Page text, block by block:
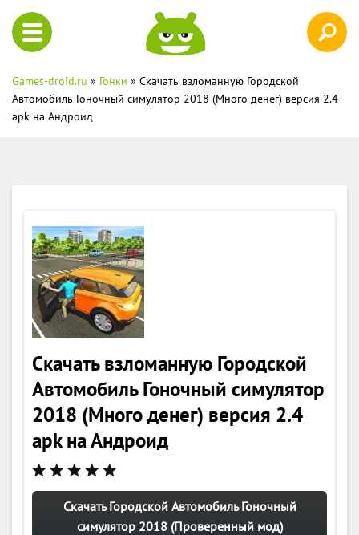
Games-droid.ru » Гонки » Скачать взломанную Городской
Aвтомобиль Гоночный симулятор 2018 (Много денег) версия 2.4
apk на Андроид
Скачать взломанную Городской
Aвтомобиль Гоночный симулятор
2018 (Много денег) версия 2.4
apk на Андроид
Скачать Городской Aвтомобиль Гоночный
симулятор 2018 (Проверенный мод)